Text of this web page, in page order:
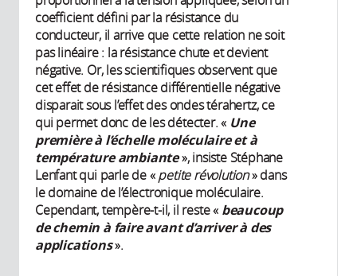
coefficient défini par la résistance du
conducteur, il arrive que cette relation ne soit
pas linéaire : la résistance chute et devient
négative. Or, les scientifiques observent que
cet effet de résistance différentielle négative
disparait sous l’effet des ondes térahertz, ce
qui permet donc de les détecter. « Une
première à l’échelle moléculaire et à
température ambiante», insiste Stéphane
Lenfant qui parle de «petite révolution» dans
le domaine de l’électronique moléculaire.
Cependant, tempère-t-il, il reste « beaucoup
de chemin à faire avant d’arriver à des
applications».